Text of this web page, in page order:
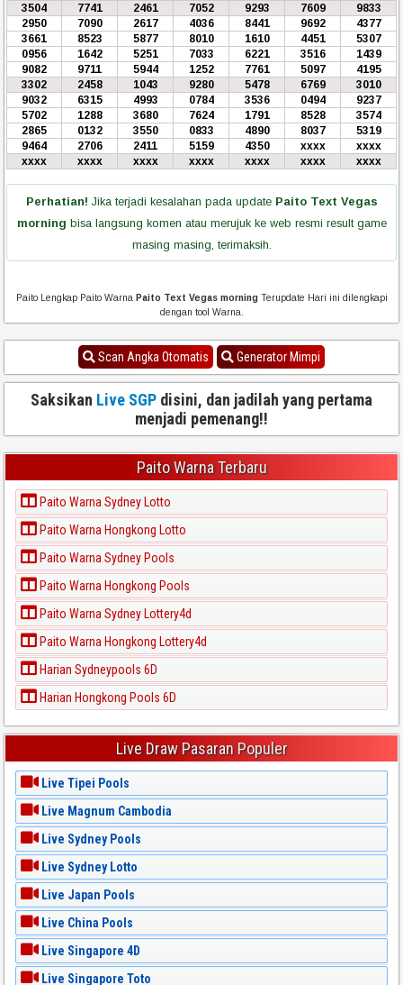
3504
7741 2461 7052 9293 7609
9833
2950
7090 2617 4036 8441 9692
4377
3661
8523 5877 8010 1610 4451
5307
0956
1642 5251 7033 6221 3516
1439
9082
9711 5944 1252 7761 5097
4195
3302
2458 1043 9280 5478 6769
3010
9032
6315 4993 0784 3536 0494
9237
5702
1288 3680 7624 1791 8528
3574
2865
0132 3550 0833 4890 8037
5319
9464
2706 2411 5159 4350 xxxx
xxxx
xxxx
xxxx xxxx xxxx xxxx xxxx xxxx
Perhatian! Jika terjadi kesalahan pada updatePaito Text Vegas
morning bisa langsung komen atau merujuk ke web resmi result game
masing masing, terimaksih.
Paito Lengkap Paito Warna Paito Text Vegas morningTerupdate Hari ini dilengkapi
dengan tool Warna.
Scan Angka Otomatis Generator Mimpi
Saksikan Live SGP disini, dan jadilah yang pertama
menjadi pemenang!!
Paito Warna Terbaru
Paito Warna Sydney Lotto
Paito Warna Hongkong Lotto
Paito Warna Sydney Pools
Paito Warna Hongkong Pools
Paito Warna Sydney Lottery4d
Paito Warna Hongkong Lottery4d
Harian Sydneypools 6D
Harian Hongkong Pools 6D
Live Draw Pasaran Populer
Live Tipei Pools
Live Magnum Cambodia
Live Sydney Pools
Live Sydney Lotto
Live Japan Pools
Live China Pools
Live Singapore 4D
Live Singapore Toto